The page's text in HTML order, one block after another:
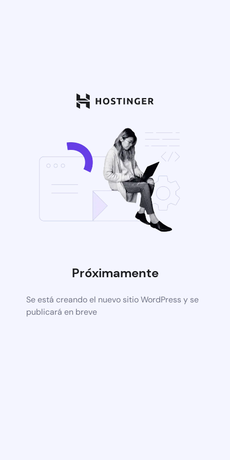
Próximamente
Se está creando el nuevo sitio WordPress y se
publicará en breve